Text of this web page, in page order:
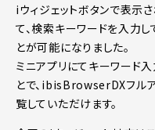
iウィジェットボタンで表示
て、検索キーワードを入力
とが可能になりました。
ミニアプリにてキーワード
とで、ibisBrowserDXフル
覧していただけます。